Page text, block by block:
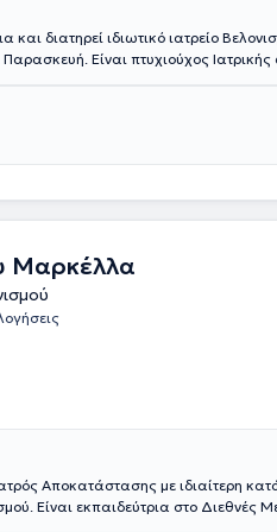
και διατηρεί ιδιωτικό ιατρείο
Είναι πτυχιούχος Ιατρικής
ICMART (International
και στην Ευρωπαϊκή Κοσμητική
Thambirajah). Η ιατρός διαθέτει
ιατρική, καθώς έχει λάβει και
Μαρκέλλα
Αποκατάστασης με ιδιαίτερη
Είναι εκπαιδεύτρια στο Διεθνές